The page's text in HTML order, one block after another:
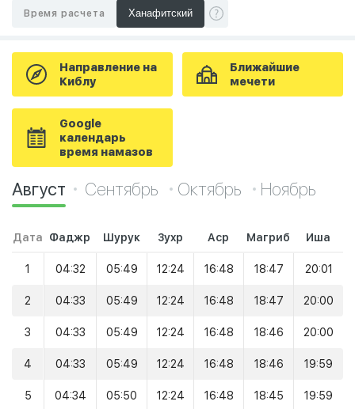
Время расчета
Направление на
Киблу
Ближайшие
мечети
Google
календарь
время намазов
Август Сентябрь Октябрь Ноябрь
Дата Фаджр Шурук Зухр Аср Магриб Иша
1 04:32 05:49 12:24 16:48 18:47 20:01
2 04:33 05:49 12:24 16:48 18:47 20:00
3 04:33 05:49 12:24 16:48 18:46 20:00
4 04:33 05:49 12:24 16:48 18:46 19:59
5 04:34 05:50 12:24 16:48 18:45 19:59